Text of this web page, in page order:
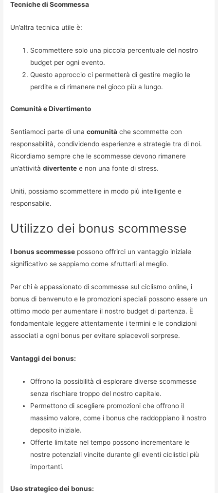
Tecniche di Scommessa
Un’altra tecnica utile è:
Scommettere solo una piccola percentuale del nostro
budget per ogni evento.
Questo approccio ci permetterà di gestire meglio le
perdite e di rimanere nel gioco più a lungo.
Comunità e Divertimento
Sentiamoci parte di unacomunità che scommette con
responsabilità, condividendo esperienze e strategie tra di noi.
Ricordiamo sempre che le scommesse devono rimanere
un’attivitàdivertente e non una fonte di stress.
Uniti, possiamo scommettere in modo più intelligente e
responsabile.
Utilizzo dei bonus scommesse
I bonus scommesse possono offrirci un vantaggio iniziale
significativo se sappiamo come sfruttarli al meglio.
Per chi è appassionato di scommesse sul ciclismo online, i
bonus di benvenuto e le promozioni speciali possono essere un
ottimo modo per aumentare il nostro budget di partenza. È
fondamentale leggere attentamente i termini e le condizioni
associati a ogni bonus per evitare spiacevoli sorprese.
Vantaggi dei bonus:
Offrono la possibilità di esplorare diverse scommesse
senza rischiare troppo del nostro capitale.
Permettono di scegliere promozioni che offrono il
massimo valore, come i bonus che raddoppiano il nostro
deposito iniziale.
Offerte limitate nel tempo possono incrementare le
nostre potenziali vincite durante gli eventi ciclistici più
importanti.
Uso strategico dei bonus: